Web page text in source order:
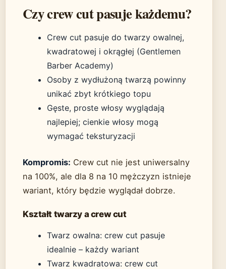
Czy crew cut pasuje każdemu?
Crew cut pasuje do twarzy owalnej,
kwadratowej i okrągłej (Gentlemen
Barber Academy)
Osoby z wydłużoną twarzą powinny
unikać zbyt krótkiego topu
Gęste, proste włosy wyglądają
najlepiej; cienkie włosy mogą
wymagać teksturyzacji
Kompromis: Crew cut nie jest uniwersalny
na 100%, ale dla 8 na 10 mężczyzn istnieje
wariant, który będzie wyglądał dobrze.
Kształt twarzy a crew cut
Twarz owalna: crew cut pasuje
idealnie – każdy wariant
Twarz kwadratowa: crew cut